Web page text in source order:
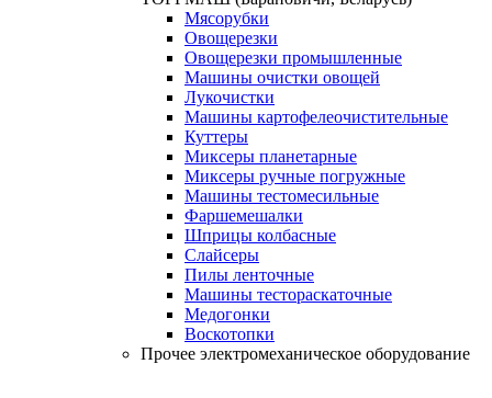
Мясорубки
Овощерезки
Овощерезки промышленные
Машины очистки овощей
Лукочистки
Машины картофелеочистительные
Куттеры
Миксеры планетарные
Миксеры ручные погружные
Машины тестомесильные
Фаршемешалки
Шприцы колбасные
Слайсеры
Пилы ленточные
Машины тестораскаточные
Медогонки
Воскотопки
Прочее электромеханическое оборудование